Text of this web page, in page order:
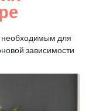
необходимым для
зависимости